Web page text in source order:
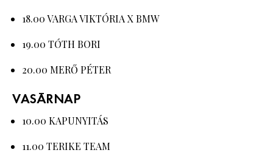
18.00 VARGA VIKTÓRIA X BMW
19.00 TÓTH BORI
20.00 MERŐ PÉTER
VASÁRNAP
10.00 KAPUNYITÁS
11.00 TERIKE TEAM